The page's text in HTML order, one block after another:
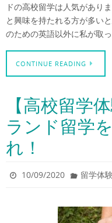
ドの高校留学は人気があり
と興味を持たれる方が多い
のための英語以外に私が取
CONTINUE READING
【高校留学
ランド留学
れ！
10/09/2020 留学体